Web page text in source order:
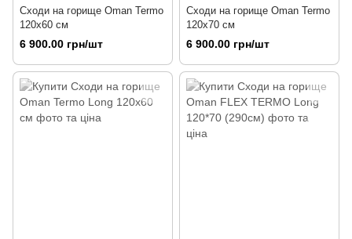
Сходи на горище Oman Termo
120х60 см
6 900.00 грн/шт
Сходи на горище Oman Termo
120х70 см
6 900.00 грн/шт